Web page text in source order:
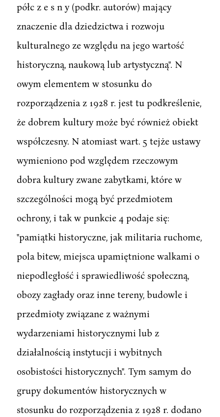
półc z e s n y (podkr. autorów) mający
znaczenie dla dziedzictwa i rozwoju
kulturalnego ze względu na jego wartość
historyczną, naukową lub artystyczną". N
owym elementem w stosunku do
rozporządzenia z 1928 r. jest tu podkreślenie,
że dobrem kultury może być również obiekt
współczesny. N atomiast wart. 5 tejże ustawy
wymieniono pod względem rzeczowym
dobra kultury zwane zabytkami, które w
szczególności mogą być przedmiotem
ochrony, i tak w punkcie 4 podaje się:
"pamiątki historyczne, jak militaria ruchome,
pola bitew, miejsca upamiętnione walkami o
niepodległość i sprawiedliwość społeczną,
obozy zagłady oraz inne tereny, budowle i
przedmioty związane z ważnymi
wydarzeniami historycznymi lub z
działalnością instytucji i wybitnych
osobistości historycznych". Tym samym do
grupy dokumentów historycznych w
stosunku do rozporządzenia z 1928 r. dodano